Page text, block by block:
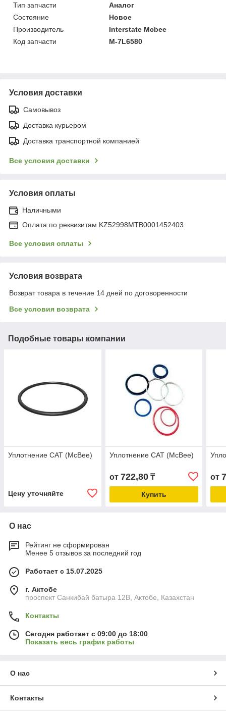
Тип запчасти
Аналог
Состояние
Новое
Производитель
Interstate Mcbee
Код запчасти
M-7L6580
Условия доставки
Самовывоз
Доставка курьером
Доставка транспортной компанией
Все условия доставки
Условия оплаты
Наличными
Оплата по реквизитам KZ52998MTB0001452403
Все условия оплаты
Условия возврата
Возврат товара в течение 14 дней по договоренности
Все условия возврата
Подобные товары компании
Уплотнение CAT (McBee)
Цену уточняйте
Уплотнение CAT (McBee)
от 722,80₸
Купить
от
О нас
Рейтинг не сформирован
Менее 5 отзывов за последний год
Работает с 15.07.2025
г. Актобе
проспект Санкибай батыра 12В, Актобе, Казахстан
Контакты
Сегодня работает с 09:00 до 18:00
Показать весь график работы
О нас
Контакты